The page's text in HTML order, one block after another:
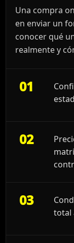
Una compra
en enviar un
conocer qué
realmente y
01
02
03
total